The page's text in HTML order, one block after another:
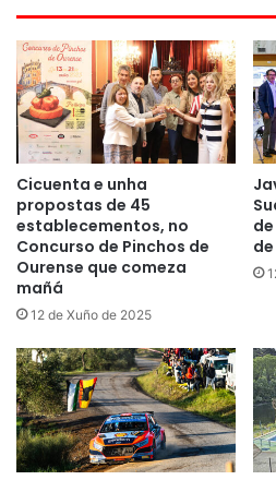
Cicuenta e unha
propostas de 45
establecementos, no
Concurso de Pinchos de
Ourense que comeza
mañá
12 de Xuño de 2025